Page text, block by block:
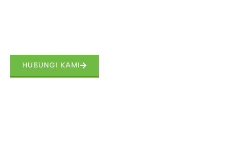
HUBUNGI KAMI